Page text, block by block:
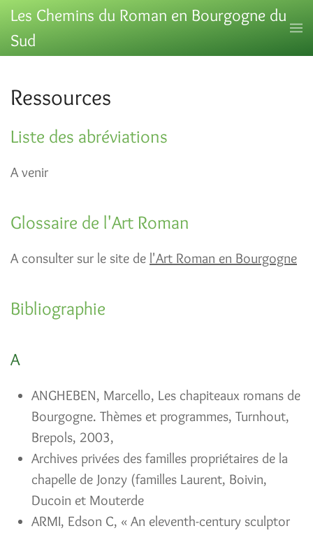
Les Chemins du Roman en Bourgogne du
Sud
Ressources
Liste des abréviations
A venir
Glossaire de l'Art Roman
A consulter sur le site de l'Art Roman en Bourgogne
Bibliographie
A
ANGHEBEN, Marcello, Les chapiteaux romans de
Bourgogne. Thèmes et programmes, Turnhout,
Brepols, 2003,
Archives privées des familles propriétaires de la
chapelle de Jonzy (familles Laurent, Boivin,
Ducoin et Mouterde
ARMI, Edson C, « An eleventh-century sculptor